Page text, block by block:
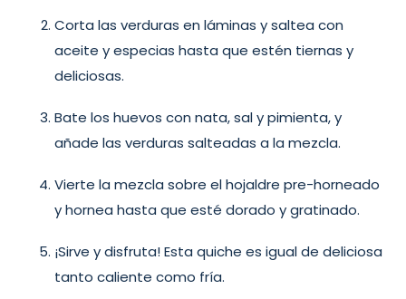
Corta las verduras en láminas y saltea con
aceite y especias hasta que estén tiernas y
deliciosas.
Bate los huevos con nata, sal y pimienta, y
añade las verduras salteadas a la mezcla.
Vierte la mezcla sobre el hojaldre pre-horneado
y hornea hasta que esté dorado y gratinado.
¡Sirve y disfruta! Esta quiche es igual de deliciosa
tanto caliente como fría.